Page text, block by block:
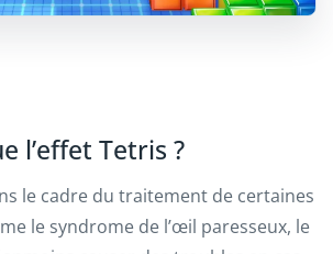
l’effet Tetris ?
le cadre du traitement de certaines
le syndrome de l’œil paresseux, le